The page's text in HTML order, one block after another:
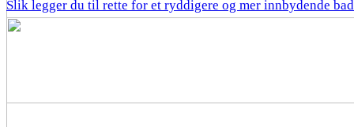
Slik legger du til rette for et ryddigere og mer innbydende bad